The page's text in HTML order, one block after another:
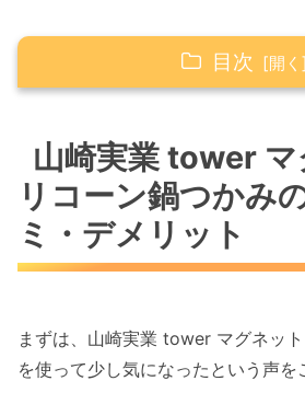
目次
の悪い口コミ・デメリット
山崎実業 tower マグネットシ
の良い口コミ・評判
マグネット収納の便利さ
しっかりした断熱性が安
いる
山崎実業 tower
リコーン鍋つかみ
ミ・デメリット
まずは、山崎実業 tower マグネッ
を使って少し気になったという声を